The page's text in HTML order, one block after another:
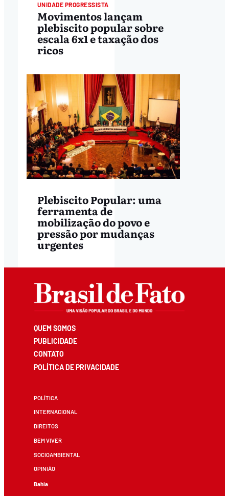
UNIDADE PROGRESSISTA
Movimentos lançam
plebiscito popular sobre
escala 6x1 e taxação dos
ricos
Plebiscito Popular: uma
ferramenta de
mobilização do povo e
pressão por mudanças
urgentes
QUEM SOMOS
PUBLICIDADE
CONTATO
POLÍTICA DE PRIVACIDADE
POLÍTICA
INTERNACIONAL
DIREITOS
BEM VIVER
SOCIOAMBIENTAL
OPINIÃO
Bahia